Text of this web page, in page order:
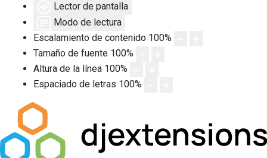
Lector de pantalla
Modo de lectura
Escalamiento de contenido 100%
Tamaño de fuente 100%
Altura de la línea 100%
Espaciado de letras 100%